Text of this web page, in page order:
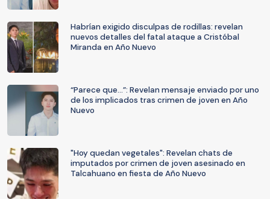
Habrían exigido disculpas de rodillas: revelan
nuevos detalles del fatal ataque a Cristóbal
Miranda en Año Nuevo
“Parece que…”: Revelan mensaje enviado por uno
de los implicados tras crimen de joven en Año
Nuevo
"Hoy quedan vegetales": Revelan chats de
imputados por crimen de joven asesinado en
Talcahuano en fiesta de Año Nuevo